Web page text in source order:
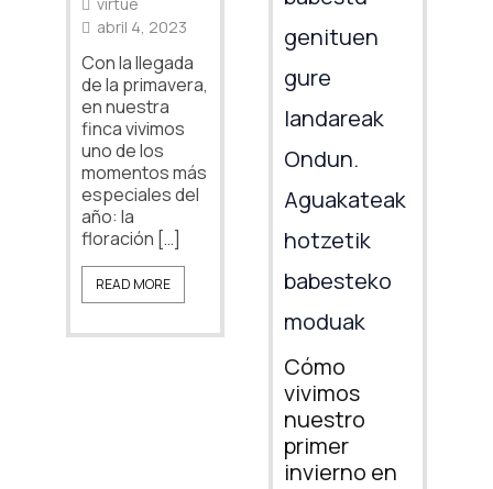
abril 4, 2023
Con la llegada
de la primavera,
en nuestra
finca vivimos
uno de los
momentos más
especiales del
año: la
floración […]
READ MORE
Cómo
vivimos
nuestro
primer
invierno en